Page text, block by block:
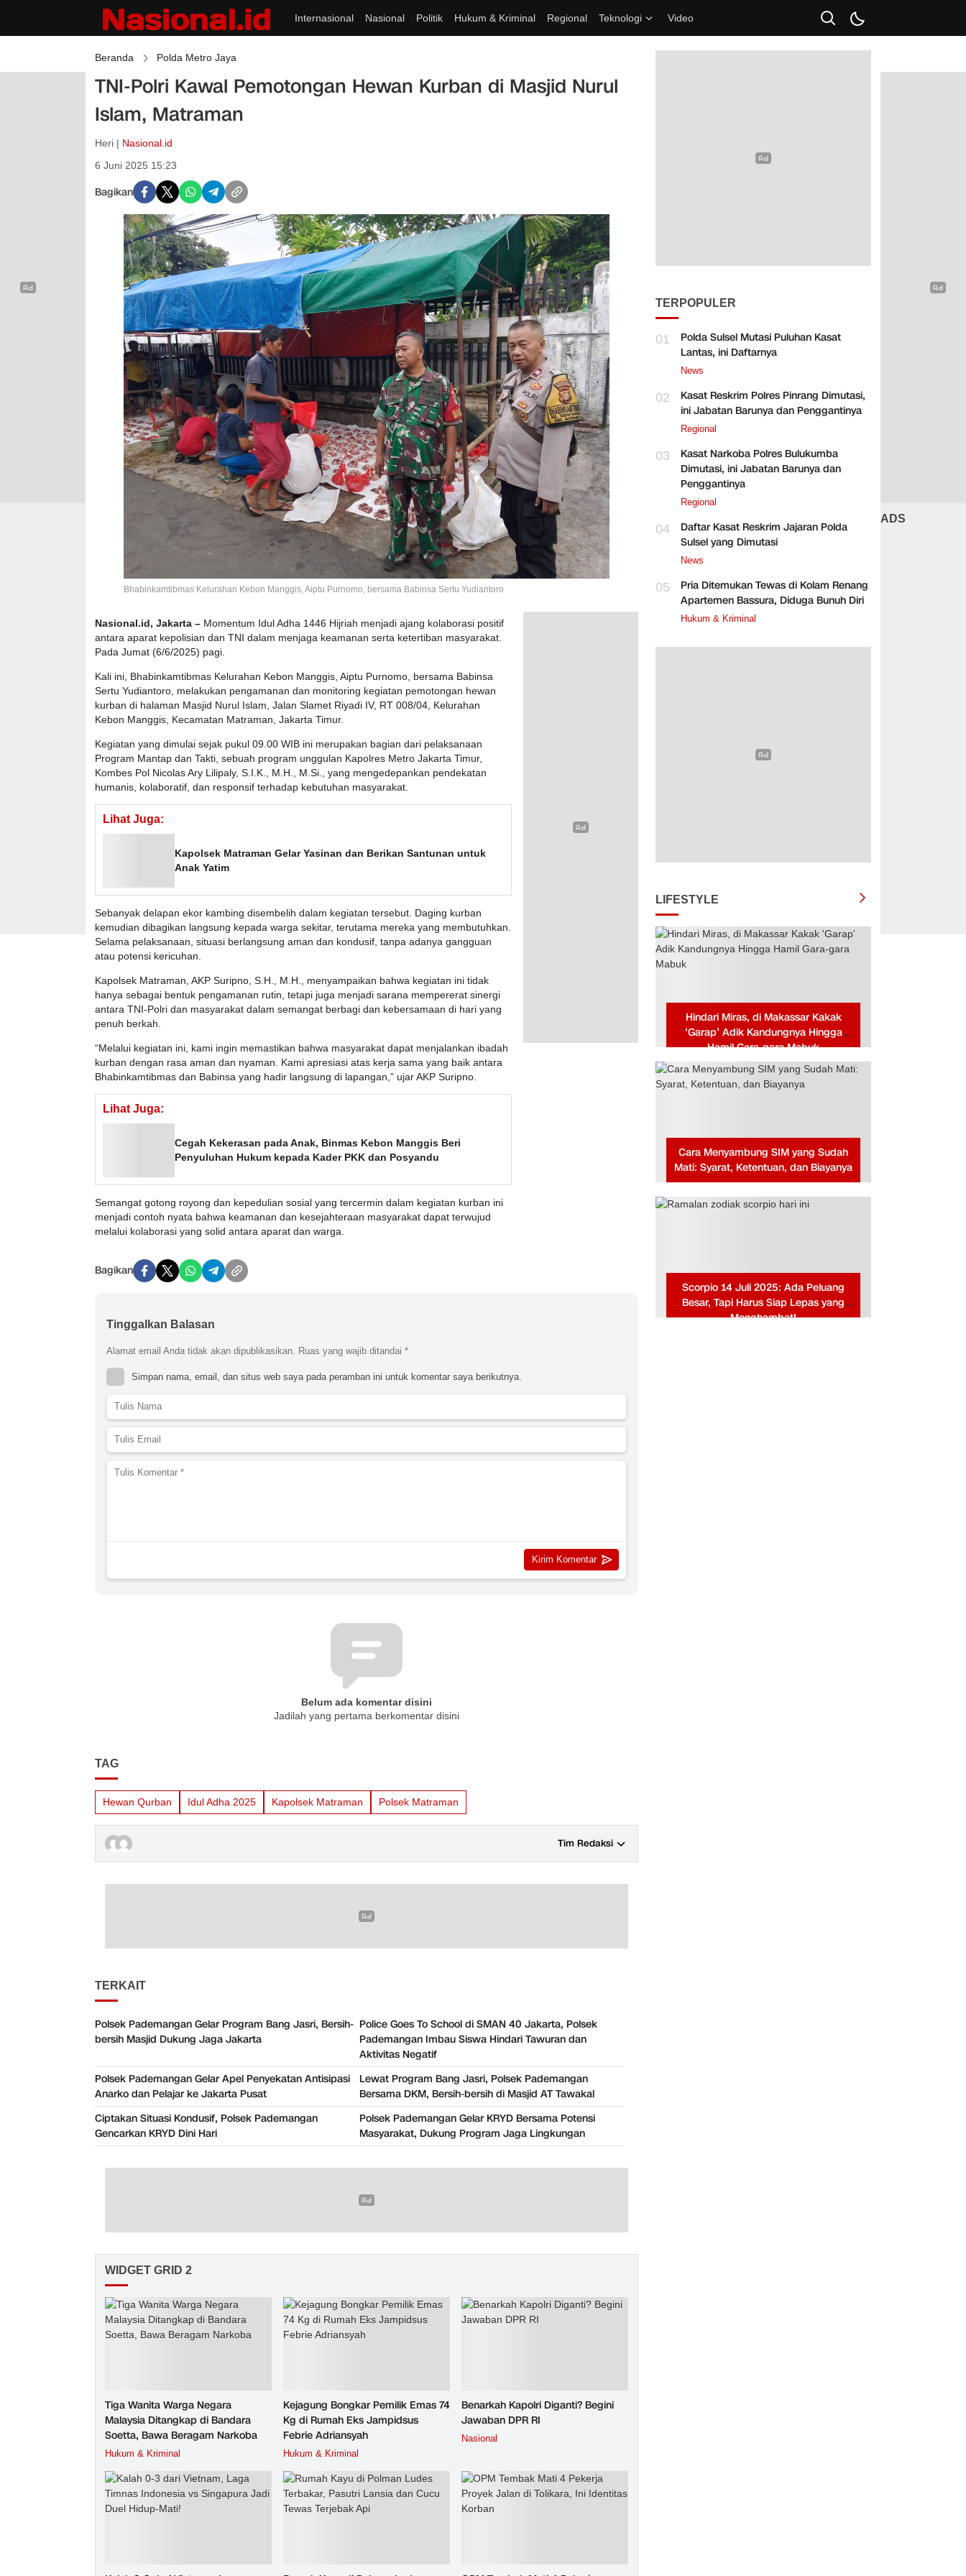
Internasional Nasional Politik Hukum & Kriminal Regional Teknologi Video
Beranda Polda Metro Jaya
TNI-Polri Kawal Pemotongan Hewan Kurban di Masjid Nurul
Islam, Matraman
Heri | Nasional.id
6 Juni 2025 15:23
Bagikan
Bhabinkamtibmas Kelurahan Kebon Manggis, Aiptu Purnomo, bersama Babinsa Sertu Yudiantoro
Nasional.id, Jakarta – Momentum Idul Adha 1446 Hijriah menjadi ajang kolaborasi positif
antara aparat kepolisian dan TNI dalam menjaga keamanan serta ketertiban masyarakat.
Pada Jumat (6/6/2025) pagi.
Kali ini, Bhabinkamtibmas Kelurahan Kebon Manggis, Aiptu Purnomo, bersama Babinsa
Sertu Yudiantoro, melakukan pengamanan dan monitoring kegiatan pemotongan hewan
kurban di halaman Masjid Nurul Islam, Jalan Slamet Riyadi IV, RT 008/04, Kelurahan
Kebon Manggis, Kecamatan Matraman, Jakarta Timur.
Kegiatan yang dimulai sejak pukul 09.00 WIB ini merupakan bagian dari pelaksanaan
Program Mantap dan Takti, sebuah program unggulan Kapolres Metro Jakarta Timur,
Kombes Pol Nicolas Ary Lilipaly, S.I.K., M.H., M.Si., yang mengedepankan pendekatan
humanis, kolaboratif, dan responsif terhadap kebutuhan masyarakat.
Lihat Juga:
Kapolsek Matraman Gelar Yasinan dan Berikan Santunan untuk
Anak Yatim
Sebanyak delapan ekor kambing disembelih dalam kegiatan tersebut. Daging kurban
kemudian dibagikan langsung kepada warga sekitar, terutama mereka yang membutuhkan.
Selama pelaksanaan, situasi berlangsung aman dan kondusif, tanpa adanya gangguan
atau potensi kericuhan.
Kapolsek Matraman, AKP Suripno, S.H., M.H., menyampaikan bahwa kegiatan ini tidak
hanya sebagai bentuk pengamanan rutin, tetapi juga menjadi sarana mempererat sinergi
antara TNI-Polri dan masyarakat dalam semangat berbagi dan kebersamaan di hari yang
penuh berkah.
“Melalui kegiatan ini, kami ingin memastikan bahwa masyarakat dapat menjalankan ibadah
kurban dengan rasa aman dan nyaman. Kami apresiasi atas kerja sama yang baik antara
Bhabinkamtibmas dan Babinsa yang hadir langsung di lapangan,” ujar AKP Suripno.
Lihat Juga:
Cegah Kekerasan pada Anak, Binmas Kebon Manggis Beri
Penyuluhan Hukum kepada Kader PKK dan Posyandu
Semangat gotong royong dan kepedulian sosial yang tercermin dalam kegiatan kurban ini
menjadi contoh nyata bahwa keamanan dan kesejahteraan masyarakat dapat terwujud
melalui kolaborasi yang solid antara aparat dan warga.
Bagikan
Tinggalkan Balasan
Alamat email Anda tidak akan dipublikasikan. Ruas yang wajib ditandai *
Simpan nama, email, dan situs web saya pada peramban ini untuk komentar saya berikutnya.
Belum ada komentar disini
Jadilah yang pertama berkomentar disini
TAG
Hewan Qurban Idul Adha 2025 Kapolsek Matraman Polsek Matraman
Tim Redaksi
TERKAIT
Polsek Pademangan Gelar Program Bang Jasri, Bersih-
bersih Masjid Dukung Jaga Jakarta
Police Goes To School di SMAN 40 Jakarta, Polsek
Pademangan Imbau Siswa Hindari Tawuran dan
Aktivitas Negatif
Polsek Pademangan Gelar Apel Penyekatan Antisipasi
Anarko dan Pelajar ke Jakarta Pusat
Lewat Program Bang Jasri, Polsek Pademangan
Bersama DKM, Bersih-bersih di Masjid AT Tawakal
Ciptakan Situasi Kondusif, Polsek Pademangan
Gencarkan KRYD Dini Hari
Polsek Pademangan Gelar KRYD Bersama Potensi
Masyarakat, Dukung Program Jaga Lingkungan
WIDGET GRID 2
Tiga Wanita Warga Negara
Malaysia Ditangkap di Bandara
Soetta, Bawa Beragam Narkoba
Hukum & Kriminal
Kejagung Bongkar Pemilik Emas 74
Kg di Rumah Eks Jampidsus
Febrie Adriansyah
Hukum & Kriminal
Benarkah Kapolri Diganti? Begini
Jawaban DPR RI
Nasional
TERPOPULER
01
Polda Sulsel Mutasi Puluhan Kasat
Lantas, ini Daftarnya
News
02
Kasat Reskrim Polres Pinrang Dimutasi,
ini Jabatan Barunya dan Penggantinya
Regional
03
Kasat Narkoba Polres Bulukumba
Dimutasi, ini Jabatan Barunya dan
Penggantinya
Regional
04
Daftar Kasat Reskrim Jajaran Polda
Sulsel yang Dimutasi
News
05
Pria Ditemukan Tewas di Kolam Renang
Apartemen Bassura, Diduga Bunuh Diri
Hukum & Kriminal
LIFESTYLE
Hindari Miras, di Makassar Kakak
‘Garap’ Adik Kandungnya Hingga
Hamil Gara-gara Mabuk
Cara Menyambung SIM yang Sudah
Mati: Syarat, Ketentuan, dan Biayanya
Scorpio 14 Juli 2025: Ada Peluang
Besar, Tapi Harus Siap Lepas yang
Menghambat!
ADS